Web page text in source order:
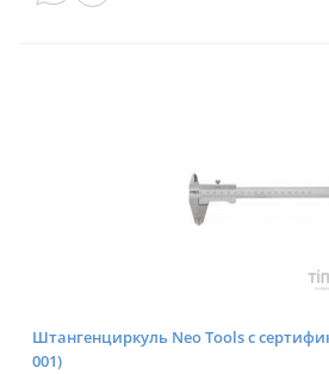
Штангенциркуль Neo Tools с
001)